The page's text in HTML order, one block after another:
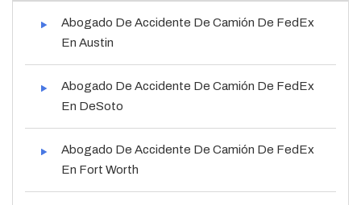
Abogado De Accidente De Camión De FedEx
En Austin
Abogado De Accidente De Camión De FedEx
En DeSoto
Abogado De Accidente De Camión De FedEx
En Fort Worth